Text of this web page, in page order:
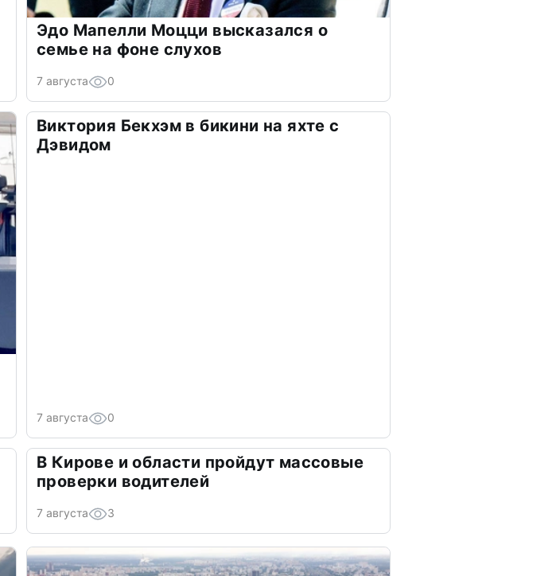
Эдо Мапелли Моцци высказался о
семье на фоне слухов
7 августа 0
Виктория Бекхэм в бикини на яхте с
Дэвидом
7 августа 0
В Кирове и области пройдут массовые
проверки водителей
7 августа 3